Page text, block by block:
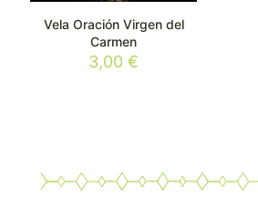
Vela Oración Virgen del
Carmen
3,00€